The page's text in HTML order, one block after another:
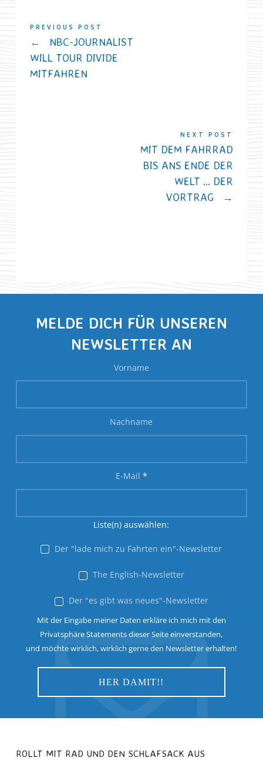
PREVIOUS POST
←
NBC-JOURNALIST
WILL TOUR DIVIDE
MITFAHREN
NEXT POST
MIT DEM FAHRRAD
BIS ANS ENDE DER
WELT … DER
VORTRAG
→
MELDE DICH FÜR UNSEREN
NEWSLETTER AN
Vorname
Nachname
E-Mail *
Liste(n) auswählen:
Der "lade mich zu Fahrten ein"-Newsletter
The English-Newsletter
Der "es gibt was neues"-Newsletter
Mit der Eingabe meiner Daten erkläre ich mich mit den
Privatsphäre Statements dieser Seite einverstanden,
und möchte wirklich, wirklich gerne den Newsletter erhalten!
ROLLT MIT RAD UND DEN SCHLAFSACK AUS